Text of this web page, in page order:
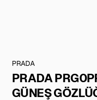
PRADA
PRADA
GÜNEŞ